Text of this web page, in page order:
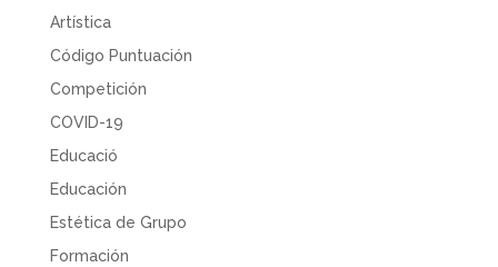
Artística
Código Puntuación
Competición
COVID-19
Educació
Educación
Estética de Grupo
Formación